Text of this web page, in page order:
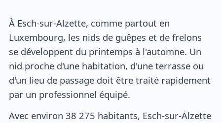
À Esch-sur-Alzette, comme partout en
Luxembourg, les nids de guêpes et de frelons
se développent du printemps à l'automne. Un
nid proche d'une habitation, d'une terrasse ou
d'un lieu de passage doit être traité rapidement
par un professionnel équipé.
Avec environ 38 275 habitants, Esch-sur-Alzette